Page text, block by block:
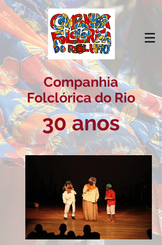
Companhia
Folclórica do Rio
30 anos